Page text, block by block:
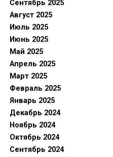
Сентябрь 2025
Август 2025
Июль 2025
Июнь 2025
Май 2025
Апрель 2025
Март 2025
Февраль 2025
Январь 2025
Декабрь 2024
Ноябрь 2024
Октябрь 2024
Сентябрь 2024